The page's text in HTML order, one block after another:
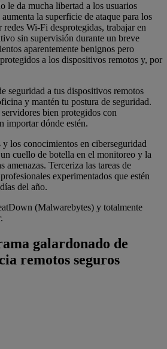
le da mucha libertad a los usuarios
la superficie de ataque para los
Wi-Fi desprotegidas, trabajar en
sin supervisión durante un breve
aparentemente benignos pero
a los dispositivos remotos y, por
seguridad a tus dispositivos remotos
y mantén tu postura de seguridad.
bien protegidos con
importar dónde estén.
los conocimientos en ciberseguridad
cuello de botella en el monitoreo y la
amenazas. Terceriza las tareas de
experimentados que estén
del año.
(Malwarebytes) y totalmente
galardonado de
remotos seguros